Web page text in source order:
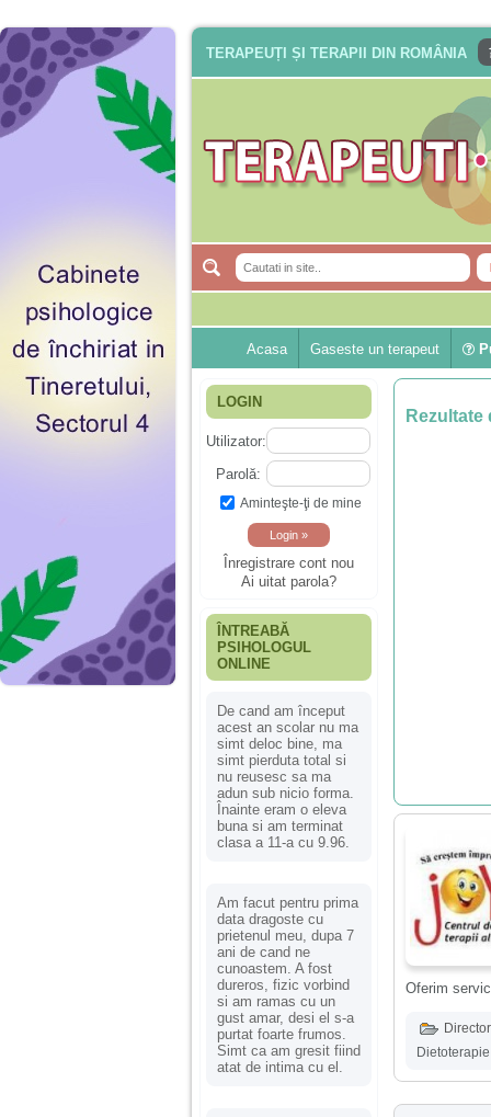
TERAPEUȚI ȘI TERAPII DIN ROMÂNIA
Acasa Gaseste un terapeut
LOGIN
Utilizator:
Parolă:
Aminteşte-ţi de mine
Înregistrare cont nou
Ai uitat parola?
ÎNTREABĂ
PSIHOLOGUL
ONLINE
De cand am început
acest an scolar nu ma
simt deloc bine, ma
simt pierduta total si
nu reusesc sa ma
adun sub nicio forma.
Înainte eram o eleva
buna si am terminat
clasa a 11-a cu 9.96.
Am facut pentru prima
data dragoste cu
prietenul meu, dupa 7
ani de cand ne
cunoastem. A fost
dureros, fizic vorbind
si am ramas cu un
gust amar, desi el s-a
purtat foarte frumos.
Simt ca am gresit fiind
atat de intima cu el.
Rezultate
Oferim
Dietoterapie